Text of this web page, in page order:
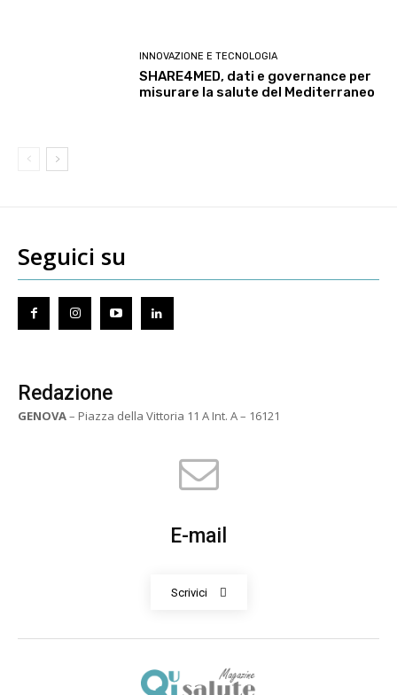
INNOVAZIONE E TECNOLOGIA
SHARE4MED, dati e governance per
misurare la salute del Mediterraneo
Seguici su
Redazione
GENOVA– Piazza della Vittoria 11 A Int. A – 16121
E-mail
Scrivici